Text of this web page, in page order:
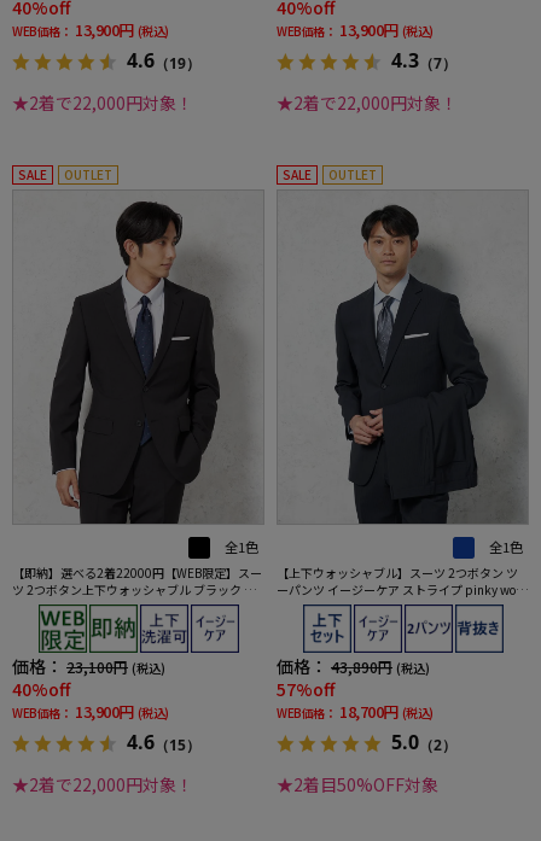
40%off
WEB価格： 13,900円 (税込)
4.6 （19）
★2着で22,000円対象！
40%off
WEB価格： 13,900円 (税込)
4.3 （7）
★2着で22,000円対象！
SALE OUTLET
全1色
【即納】選べる2着22000円【WEB限定】スー
ツ 2つボタン上下ウォッシャブル ブラック ス
トライプ
価格： 23,100円 (税込)
40%off
WEB価格： 13,900円 (税込)
4.6 （15）
★2着で22,000円対象！
SALE OUTLET
全1色
【上下ウォッシャブル】スーツ 2つボタン ツ
ーパンツ イージーケア ストライプ pinky wol
価格： 43,890円 (税込)
57%off
WEB価格： 18,700円 (税込)
5.0 （2）
★2着目50%OFF対象